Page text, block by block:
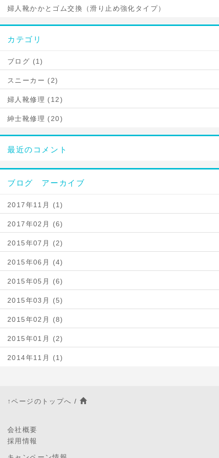
婦人靴かかとゴム交換（滑り止め強化タイプ）
カテゴリ
ブログ (1)
スニーカー (2)
婦人靴修理 (12)
紳士靴修理 (20)
最近のコメント
ブログ アーカイブ
2017年11月 (1)
2017年02月 (6)
2015年07月 (2)
2015年06月 (4)
2015年05月 (6)
2015年03月 (5)
2015年02月 (8)
2015年01月 (2)
2014年11月 (1)
↑ページのトップへ /
会社概要
採用情報